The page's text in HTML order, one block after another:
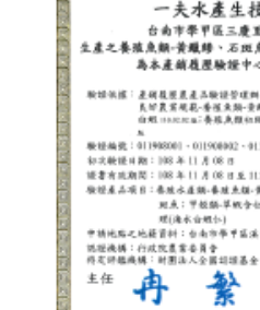
Size/Package: XL (200g / 6-7
pcs) / 1 box
Size/Package: 2XL (200g / 5-6
pcs) / 1 box
Size/Package: 3XL (200g / 3-4
pcs) / 1 box
Size/Package: 4XL (200g / 2 pcs)
Product Status: Whole round・
Flash frozen